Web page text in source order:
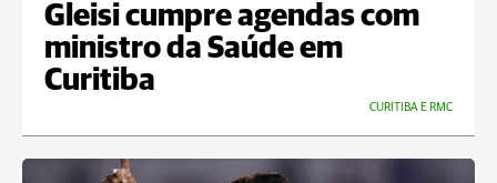
Gleisi cumpre agendas com
ministro da Saúde em
Curitiba
CURITIBA E RMC